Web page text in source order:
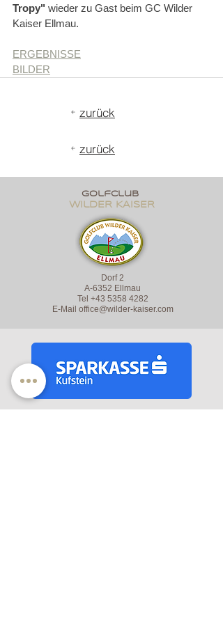
Tropy" wieder zu Gast beim GC Wilder
Kaiser Ellmau.
ERGEBNISSE
BILDER
zurück
zurück
golfclub
wildER KAISER
Dorf 2
A-6352 Ellmau
Tel +43 5358 4282
E-Mail office@wilder-kaiser.com